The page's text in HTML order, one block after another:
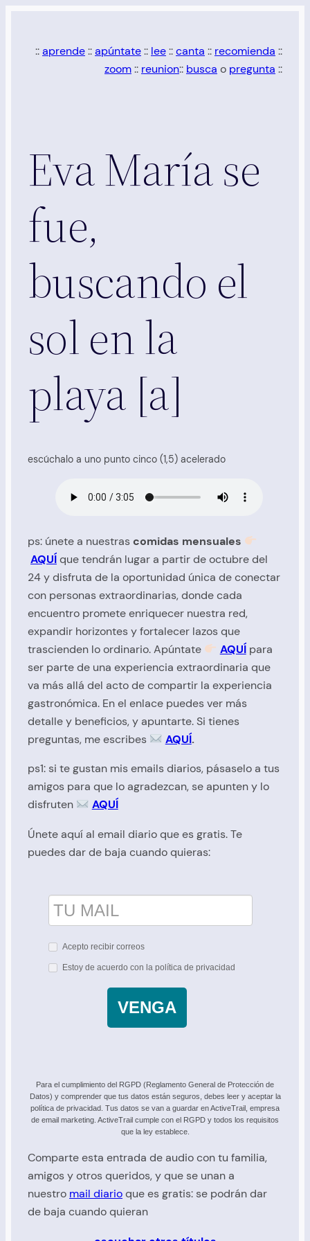
contenido
::aprende::apúntate:: lee::canta :: recomienda ::
zoom:: reunion:: busca o pregunta ::
Eva María se
fue,
buscando el
sol en la
playa [a]
escúchalo a uno punto cinco (1,5) acelerado
ps: únete a nuestrascomidas mensuales
AQUÍque tendrán lugar a partir de octubre del
24 y disfruta de la oportunidad única de conectar
con personas extraordinarias, donde cada
encuentro promete enriquecer nuestra red,
expandir horizontes y fortalecer lazos que
trascienden lo ordinario. Apúntate
AQUÍpara
ser parte de una experiencia extraordinaria que
va más allá del acto de compartir la experiencia
gastronómica. En el enlace puedes ver más
detalle y beneficios, y apuntarte. Si tienes
preguntas, meescribes AQUÍ.
ps1: si te gustan mis emails diarios, pásaselo a tus
amigos para que lo agradezcan, se apunten y lo
disfruten
AQUÍ
Únete aquí al email diario que es gratis. Te
puedes dar de baja cuando quieras:
Acepto recibir correos
Estoy de acuerdo con la política de privacidad
VENGA
Para el cumplimiento del RGPD (Reglamento General de Protección de
Datos) y comprender que tus datos están seguros, debes leer y aceptar la
política de privacidad. Tus datos se van a guardar en ActiveTrail, empresa
de email marketing. ActiveTrail cumple con el RGPD y todos los requisitos
que la ley establece.
Comparte esta entrada de audio con tu familia,
amigos y otros queridos, y que se unan a
nuestro mail diarioque es gratis: se podrán dar
de baja cuando quieran